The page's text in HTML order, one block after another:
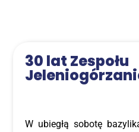
30 lat Zespo­łu
W ubie­głą sobo­tę